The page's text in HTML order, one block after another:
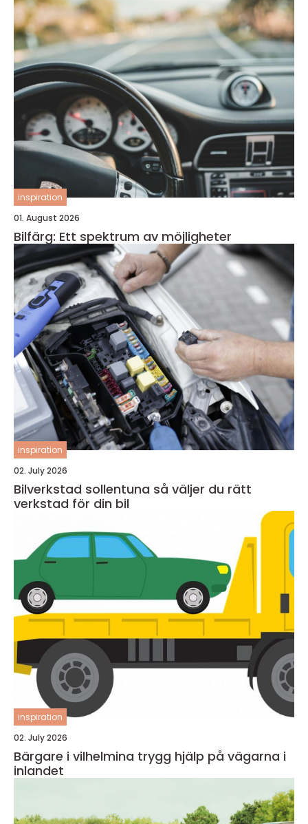
inspiration
01. August 2026
Bilfärg: Ett spektrum av möjligheter
inspiration
02. July 2026
Bilverkstad sollentuna så väljer du rätt
verkstad för din bil
inspiration
02. July 2026
Bärgare i vilhelmina trygg hjälp på vägarna i
inlandet